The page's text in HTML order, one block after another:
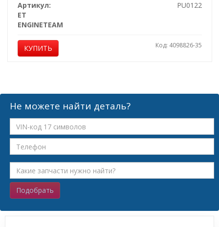
Артикул:
PU0122
ET
ENGINETEAM
КУПИТЬ Код: 4098826-35
Не можете найти деталь?
Подобрать